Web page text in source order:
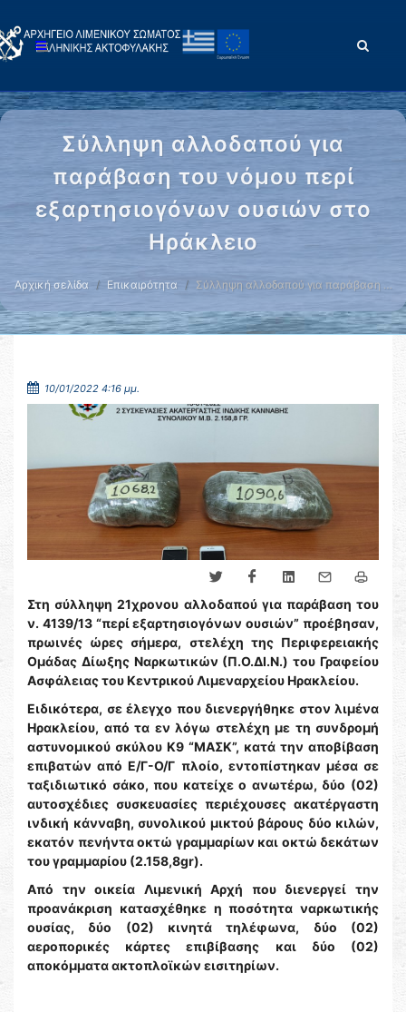
Σύλληψη αλλοδαπού για
παράβαση του νόμου περί
εξαρτησιογόνων ουσιών στο
Ηράκλειο
Αρχική σελίδα Επικαιρότητα Σύλληψη αλλοδαπού για παράβαση …
10/01/2022 4:16 μμ.
Στη σύλληψη 21χρονου αλλοδαπού για παράβαση του
ν. 4139/13 “περί εξαρτησιογόνων ουσιών” προέβησαν,
πρωινές ώρες σήμερα, στελέχη της Περιφερειακής
Ομάδας Δίωξης Ναρκωτικών (Π.Ο.ΔΙ.Ν.) του Γραφείου
Ασφάλειας του Κεντρικού Λιμεναρχείου Ηρακλείου.
Ειδικότερα, σε έλεγχο που διενεργήθηκε στον λιμένα
Ηρακλείου, από τα εν λόγω στελέχη με τη συνδρομή
αστυνομικού σκύλου Κ9 “ΜΑΣΚ”, κατά την αποβίβαση
επιβατών από Ε/Γ-Ο/Γ πλοίο, εντοπίστηκαν μέσα σε
ταξιδιωτικό σάκο, που κατείχε ο ανωτέρω, δύο (02)
αυτοσχέδιες συσκευασίες περιέχουσες ακατέργαστη
ινδική κάνναβη, συνολικού μικτού βάρους δύο κιλών,
εκατόν πενήντα οκτώ γραμμαρίων και οκτώ δεκάτων
του γραμμαρίου (2.158,8gr).
Από την οικεία Λιμενική Αρχή που διενεργεί την
προανάκριση κατασχέθηκε η ποσότητα ναρκωτικής
ουσίας, δύο (02) κινητά τηλέφωνα, δύο (02)
αεροπορικές κάρτες επιβίβασης και δύο (02)
αποκόμματα ακτοπλοϊκών εισιτηρίων.